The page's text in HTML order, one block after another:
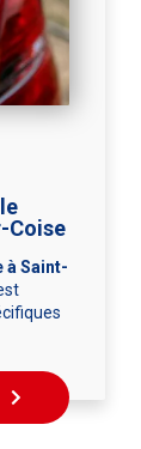
Coise
à Saint-